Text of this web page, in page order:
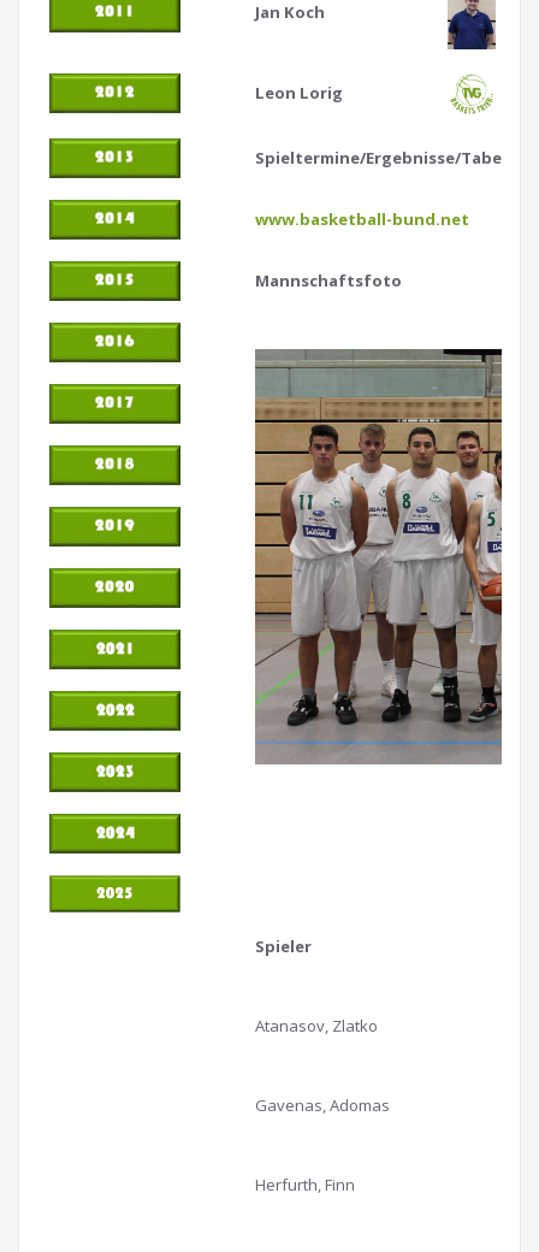
Jan Koch
Leon Lorig
Spieltermine/Ergebnisse/Tabellen
www.basketball-bund.net
Mannschaftsfoto
Spieler
Atanasov, Zlatko
Gavenas, Adomas
Herfurth, Finn